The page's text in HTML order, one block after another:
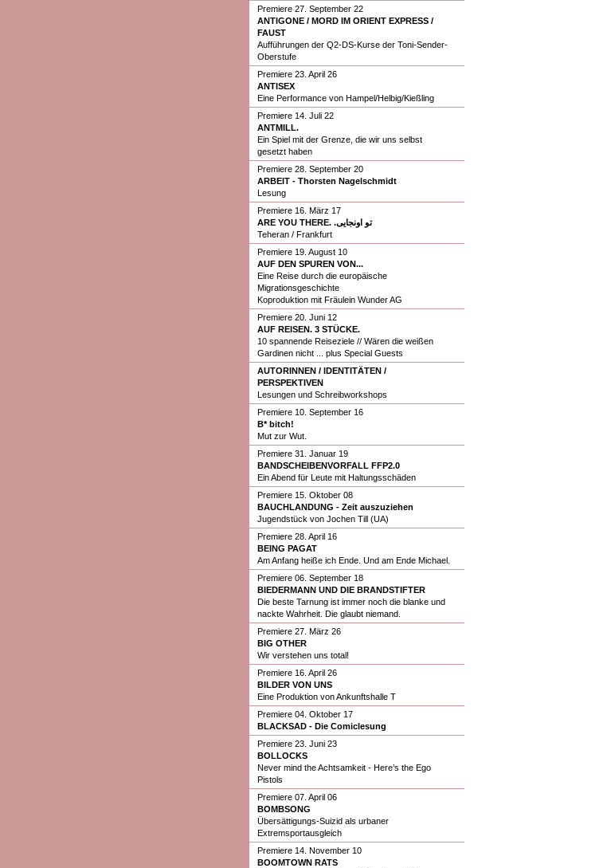
Premiere 27. September 22
ANTIGONE / MORD IM ORIENT EXPRESS /
FAUST
Aufführungen der Q2-DS-Kurse der Toni-Sender-
Oberstufe
Premiere 23. April 26
ANTISEX
Eine Performance von Hampel/Helbig/Kießling
Premiere 14. Juli 22
ANTMILL.
Ein Spiel mit der Grenze, die wir uns selbst
gesetzt haben
Premiere 28. September 20
ARBEIT - Thorsten Nagelschmidt
Lesung
Premiere 16. März 17
ARE YOU THERE. .تو اونجایی
Teheran / Frankfurt
Premiere 19. August 10
AUF DEN SPUREN VON...
Eine Reise durch die europäische
Migrationsgeschichte
Koproduktion mit Fräulein Wunder AG
Premiere 20. Juni 12
AUF REISEN. 3 STÜCKE.
10 spannende Reiseziele // Wären die weißen
Gardinen nicht ... plus Special Guests
AUTORINNEN / IDENTITÄTEN /
PERSPEKTIVEN
Lesungen und Schreibworkshops
Premiere 10. September 16
B* bitch!
Mut zur Wut.
Premiere 31. Januar 19
BANDSCHEIBENVORFALL FFP2.0
Ein Abend für Leute mit Haltungsschäden
Premiere 15. Oktober 08
BAUCHLANDUNG - Zeit auszuziehen
Jugendstück von Jochen Till (UA)
Premiere 28. April 16
BEING PAGAT
Am Anfang heiße ich Ende. Und am Ende Michael.
Premiere 06. September 18
BIEDERMANN UND DIE BRANDSTIFTER
Die beste Tarnung ist immer noch die blanke und
nackte Wahrheit. Die glaubt niemand.
Premiere 27. März 26
BIG OTHER
Wir verstehen uns total!
Premiere 16. April 26
BILDER VON UNS
Eine Produktion von Ankunftshalle T
Premiere 04. Oktober 17
BLACKSAD - Die Comiclesung
Premiere 23. Juni 23
BOLLOCKS
Never mind the Achtsamkeit - Here’s the Ego
Pistols
Premiere 07. April 06
BOMBSONG
Übersättigungs-Suizid als urbaner
Extremsportausgleich
Premiere 14. November 10
BOOMTOWN RATS